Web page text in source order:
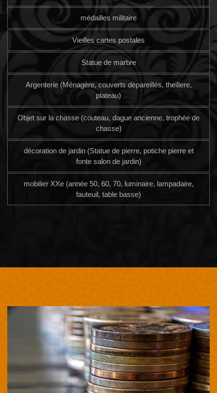
médailles militaire
Vieilles cartes postales
Statue de marbre
Argenterie (Ménagère, couverts dépareillés, theillere,
plateau)
Objet sur la chasse (couteau, dague ancienne, trophée de
chasse)
décoration de jardin (Statue de pierre, potiche pierre et
fonte salon de jardin)
mobilier XXe (année 50, 60, 70, luminaire, lampadaire,
fauteuil, table basse)